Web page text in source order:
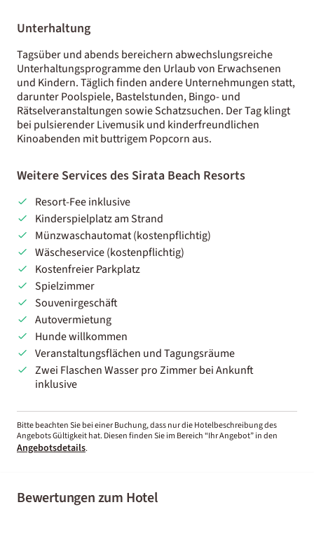
Unterhaltung
Tagsüber und abends bereichern abwechslungsreiche
Unterhaltungsprogramme den Urlaub von Erwachsenen
und Kindern. Täglich finden andere Unternehmungen statt,
darunter Poolspiele, Bastelstunden, Bingo- und
Rätselveranstaltungen sowie Schatzsuchen. Der Tag klingt
bei pulsierender Livemusik und kinderfreundlichen
Kinoabenden mit buttrigem Popcorn aus.
Weitere Services des Sirata Beach Resorts
Resort-Fee inklusive
Kinderspielplatz am Strand
Münzwaschautomat (kostenpflichtig)
Wäscheservice (kostenpflichtig)
Kostenfreier Parkplatz
Spielzimmer
Souvenirgeschäft
Autovermietung
Hunde willkommen
Veranstaltungsflächen und Tagungsräume
Zwei Flaschen Wasser pro Zimmer bei Ankunft
inklusive
Bitte beachten Sie bei einer Buchung, dass nur die Hotelbeschreibung des
Angebots Gültigkeit hat. Diesen finden Sie im Bereich “Ihr Angebot” in den
Angebotsdetails.
Bewertungen zum Hotel